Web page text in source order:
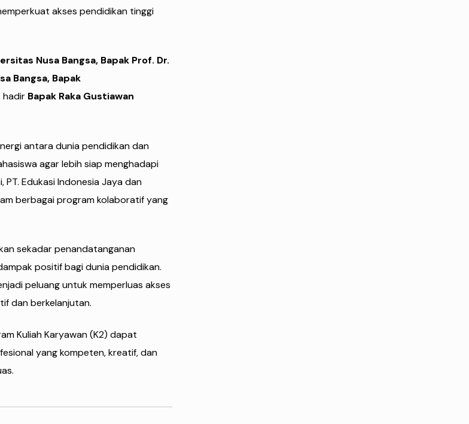
akses pendidikan tinggi
Nusa Bangsa, Bapak Prof. Dr.
Bangsa, Bapak
hadir Bapak Raka Gustiawan
antara dunia pendidikan dan
agar lebih siap menghadapi
PT. Edukasi Indonesia Jaya dan
berbagai program kolaboratif yang
sekadar penandatanganan
positif bagi dunia pendidikan.
peluang untuk memperluas akses
dan berkelanjutan.
Kuliah Karyawan (K2) dapat
yang kompeten, kreatif, dan